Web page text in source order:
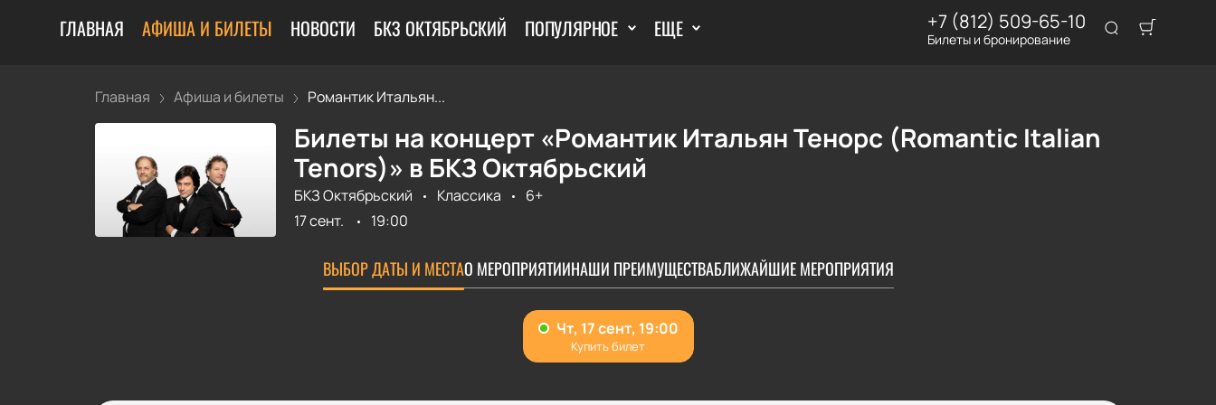
ГЛАВНАЯ АФИША И БИЛЕТЫ НОВОСТИ БКЗ ОКТЯБРЬСКИЙ ПОПУЛЯРНОЕ ЕЩЕ +7 (812) 509-65-10
Билеты и бронирование
Главная Афиша и билеты Романтик Итальян...
Билеты на концерт «Романтик Итальян Тенорс (Romantic Italian
Tenors)» в БКЗ Октябрьский
БКЗ Октябрьский Классика
6+
17 сент.
19:00
ВЫБОР ДАТЫ И МЕСТАО МЕРОПРИЯТИИНАШИ ПРЕИМУЩЕСТВАБЛИЖАЙШИЕ МЕРОПРИЯТИЯ